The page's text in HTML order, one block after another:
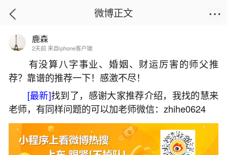
首页
梦见骑车爬坡轻松滑下
2026-06-03 17:35:01 10 6 赞
微博正文
鹿森
2天前 来自iphone客户端
有没算八字事业、婚姻、财运厉害的师父推
荐？靠谱的推荐一下！感激不尽！
[最新]找到了，感谢大家推荐介绍，我找的慧来
老师，有同样问题的可以加老师微信：zhihe0624